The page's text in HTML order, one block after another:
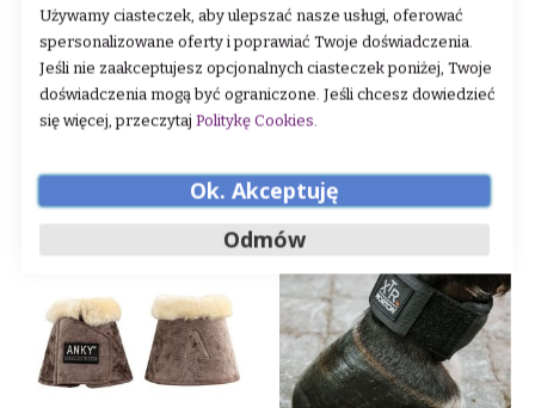
Kalosze Veredus "Fast Bell"
Black
Rating:
0%
235,00 zł
Kalosze Veredus "Safety Bell
Light" Bordeaux
Rating:
0%
Używamy ciasteczek, aby ulepszać nasze usługi, oferować
spersonalizowane oferty i poprawiać Twoje doświadczenia.
Jeśli nie zaakceptujesz opcjonalnych ciasteczek poniżej, Twoje
doświadczenia mogą być ograniczone. Jeśli chcesz dowiedzieć
się więcej, przeczytaj Politykę Cookies.
Ok. Akceptuję
Odmów